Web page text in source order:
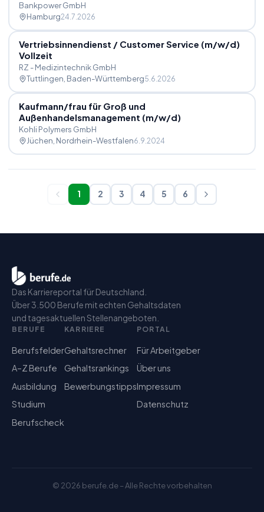
Bankpower GmbH
Hamburg24.7.2026
Vertriebsinnendienst /Customer Service (m/w/d)
Vollzeit
RZ - Medizintechnik GmbH
Tuttlingen , Baden-Württemberg5.6.2026
Kaufmann/frau für Groß und
Außenhandelsmanagement (m/w/d)
Kohli Polymers GmbH
Jüchen , Nordrhein-Westfalen6.9.2024
1 2 3 4 5 6
Das Karriereportal für Deutschland.
Über 3.500 Berufe mit echten Gehaltsdaten
und tagesaktuellen Stellenangeboten.
BERUFE
Berufsfelder
A–Z Berufe
Ausbildung
Studium
Berufscheck
KARRIERE
Gehaltsrechner
Gehaltsrankings
Bewerbungstipps
PORTAL
Für Arbeitgeber
Über uns
Impressum
Datenschutz
© 2026 berufe.de – Alle Rechte vorbehalten